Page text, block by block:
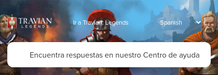
Ir a Travian: Legends